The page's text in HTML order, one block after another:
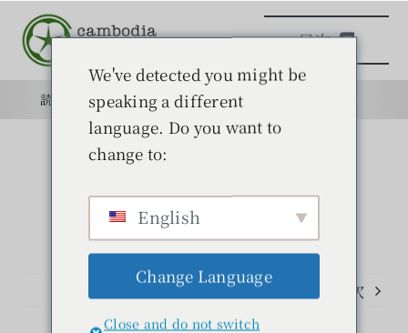
キ
目次
読みもの
学ぶ
読みもの 目的
前のページ 次
We've detected you might be
speaking a different
language. Do you want to
change to:
English
Change Language
Close and do not switch